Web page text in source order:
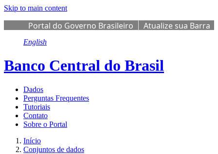
Skip to main content
Portal do Governo Brasileiro
Atualize sua Barra
English
Banco Central do Brasil
Dados
Perguntas Frequentes
Tutoriais
Contato
Sobre o Portal
Início
Conjuntos de dados